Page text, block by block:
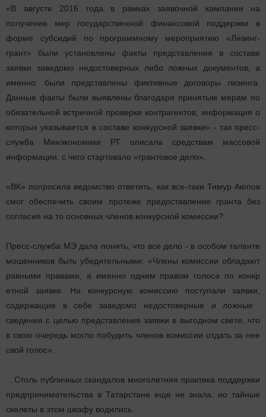
«В августе 2016 года в рамках заявочной кампании на
получение мер государственной финансовой поддержки в
форме субсидий по программному мероприятию «Лизинг-
грант» были установлены факты представления в составе
заявки заведомо недостоверных либо ложных документов, а
именно: были представлены фиктивные договоры лизинга.
Данные факты были выявлены благодаря принятым мерам по
обязательной встречной проверке контрагентов, информация о
которых указывается в составе конкурсной заявки» - так пресс-
служба Минэкономики РТ описала средствам массовой
информации, с чего стартовало «грантовое дело».
«ВК» попросила ведомство ответить, как все-таки Тимур Аюпов
смог обеспечить своим протеже предоставление гранта без
согласия на то основных членов конкурсной комиссии?
Пресс-служба МЭ дала понять, что все дело - в особом таланте
мошенников быть убедительными: «Члены комиссии ​обладают
равными прав​ами, а именно одним правом голоса по конкр​
етной заявке. На конк​урсную комиссию посту​пали заявки,
содержащ​ие в себе заведомо не​достоверные и ложные ​
сведения с целью пред​ставления заявки в вы​годном свете, что
в с​вою очередь могло поб​удить членов комиссии​ отдать за нее
свой г​олос».
…Столь публичных скандалов многолетняя практика поддержки
предпринимательства в Татарстане еще не знала, но тайные
скелеты в этом шкафу водились.